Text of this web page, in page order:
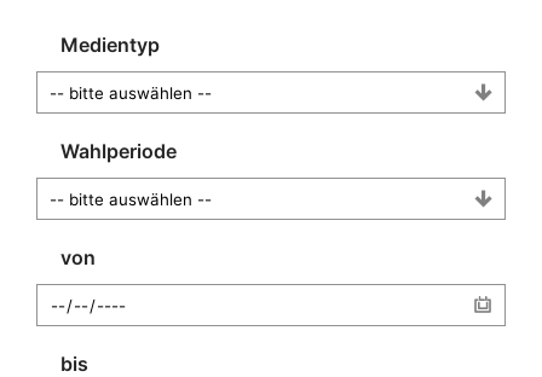
Medientyp
Wahlperiode
von
bis